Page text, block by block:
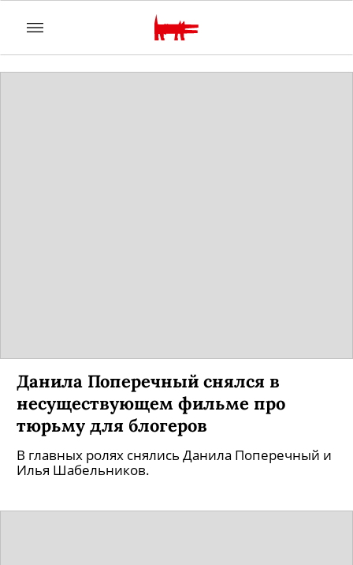
Данила Поперечный снялся в
несуществующем фильме про
тюрьму для блогеров
В главных ролях снялись Данила Поперечный и
Илья Шабельников.